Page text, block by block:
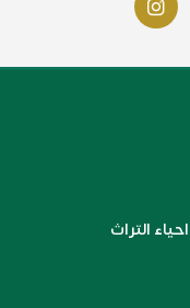
التراث